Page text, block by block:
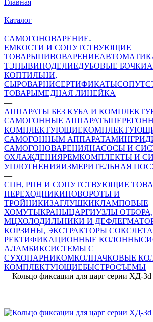
—
Каталог
—
САМОГОНОВАРЕНИЕ
ЕМКОСТИ И СОПУТСТВУЮЩИЕ
ТОВАРЫПИВОВАРЕНИЕ
ТЭНЫВИНОДЕЛИЕДУБОВЫЕ БОЧКИ
КОПТИЛЬНИ,
СЫРОВАРНИСЕРТИФИКАТЫ
ТОВАРЫМЕДНАЯ ЛИНЕЙКА
—
АППАРАТЫ БЕЗ КУБА И
САМОГОННЫЕ АППАРАТЫ
КОМПЛЕКТУЮЩИЕ
САМОГОННЫМ АППАРАТАМ
САМОГОНОВАРЕНИЯНАСОСЫ И
ОХЛАЖДЕНИЯРЕМКОМПЛЕКТЫ И
УПЛОТНЕНИЯИЗМЕРИТЕЛЬНАЯ
—
СПН, РПН И СОПУТСТВУЮЩИЕ
ПЕРЕХОДНИКИПОВОРОТЫ И
ТРОЙНИКИЗАГЛУШКИКЛАМПОВЫЕ
ХОМУТЫКРАНЫЦАРГИУЗЛЫ ОТБОРА,
МЦХОЛОДИЛЬНИКИ И
КОРЗИНЫ, ЭКСТРАКТОРЫ СОКСЛЕТА
РЕКТИФИКАЦИОННЫЕ КОЛОННЫ
АЛАМБИКСИСТЕМЫ С
СУХОПАРНИКОМКОЛПАЧКОВЫЕ
КОМПЛЕКТУЮЩИЕБЫСТРОСЪЕМЫ
—Кольцо фиксации для царг серии ХД-